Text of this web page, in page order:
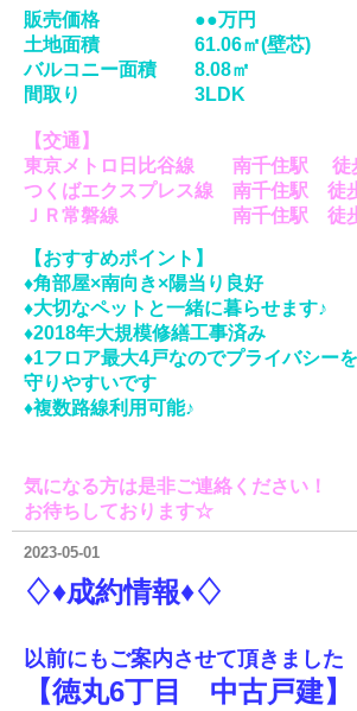
販売価格 ●●万円
土地面積 61.06㎡(壁芯)
バルコニー面積 8.08㎡
間取り 3LDK
【交通】
東京メトロ日比谷線 南千住駅 徒
つくばエクスプレス線 南千住駅 徒
ＪＲ常磐線 南千住駅 徒歩
【おすすめポイント】
♦角部屋×南向き×陽当り良好
♦大切なペットと一緒に暮らせます♪
♦2018年大規模修繕工事済み
♦1フロア最大4戸なのでプライバシーを
守りやすいです
♦複数路線利用可能♪
気になる方は是非ご連絡ください！
お待ちしております☆
2023-05-01
♢♦成約情報♦♢
以前にもご案内させて頂きました
【徳丸6丁目 中古戸建】